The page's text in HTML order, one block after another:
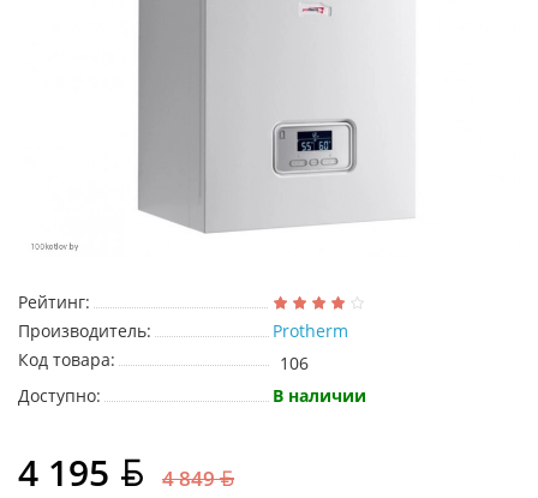
Рейтинг:
Производитель:
Protherm
Код товара:
106
Доступно:
В наличии
4 195 4 849